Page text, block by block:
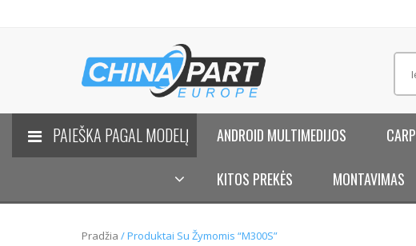
PAIEŠKA PAGAL MODELĮ ANDROID MULTIMEDIJOS
KITOS PREKĖS MONTAVIMAS
Pradžia / Produktai Su Žymomis “M300S”